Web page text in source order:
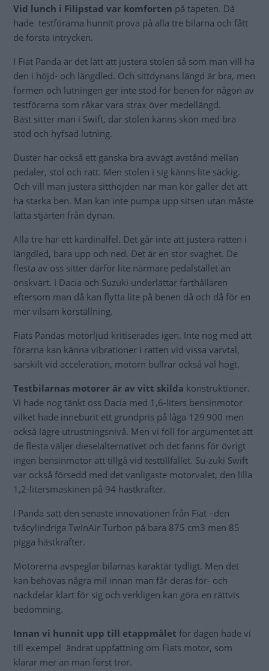
Vid lunch i Filipstad var komforten på tapeten. Då
hade testförarna hunnit prova på alla tre bilarna och fått
de första intrycken.
I Fiat Panda är det lätt att justera stolen så som man vill ha
den i höjd- och längdled. Och sittdynans längd är bra, men
formen och lutningen ger inte stöd för benen för någon av
testförarna som råkar vara strax över medellängd.
Bäst sitter man i Swift, där stolen känns skön med bra
stöd och hyfsad lutning.
Duster har också ett ganska bra avvägt avstånd mellan
pedaler, stol och ratt. Men stolen i sig känns lite säckig.
Och vill man justera sitthöjden när man kör gäller det att
ha starka ben. Man kan inte pumpa upp sitsen utan måste
lätta stjärten från dynan.
Alla tre har ett kardinalfel. Det går inte att justera ratten i
längdled, bara upp och ned. Det är en stor svaghet. De
flesta av oss sitter därför lite närmare pedalstället än
önskvärt. I Dacia och Suzuki underlättar farthållaren
eftersom man då kan flytta lite på benen då och då för en
mer vilsam körställning.
Fiats Pandas motorljud kritiserades igen. Inte nog med att
förarna kan känna vibrationer i ratten vid vissa varvtal,
särskilt vid acceleration, motorn bullrar också väl högt.
Testbilarnas motorer är av vitt skilda konstruktioner.
Vi hade nog tänkt oss Dacia med 1,6-liters bensinmotor
vilket hade inneburit ett grundpris på låga 129 900 men
också lägre utrustningsnivå. Men vi föll för argumentet att
de flesta väljer dieselalternativet och det fanns för övrigt
ingen bensinmotor att tillgå vid testtillfället. Su-zuki Swift
var också försedd med det vanligaste motorvalet, den lilla
1,2-litersmaskinen på 94 hästkrafter.
I Panda satt den senaste innovationen från Fiat –den
tvåcylindriga TwinAir Turbon på bara 875 cm3 men 85
pigga hästkrafter.
Motorerna avspeglar bilarnas karaktär tydligt. Men det
kan behövas några mil innan man får deras för- och
nackdelar klart för sig och verkligen kan göra en rättvis
bedömning.
Innan vi hunnit upp till etappmålet för dagen hade vi
till exempel ändrat uppfattning om Fiats motor, som
klarar mer än man först tror.